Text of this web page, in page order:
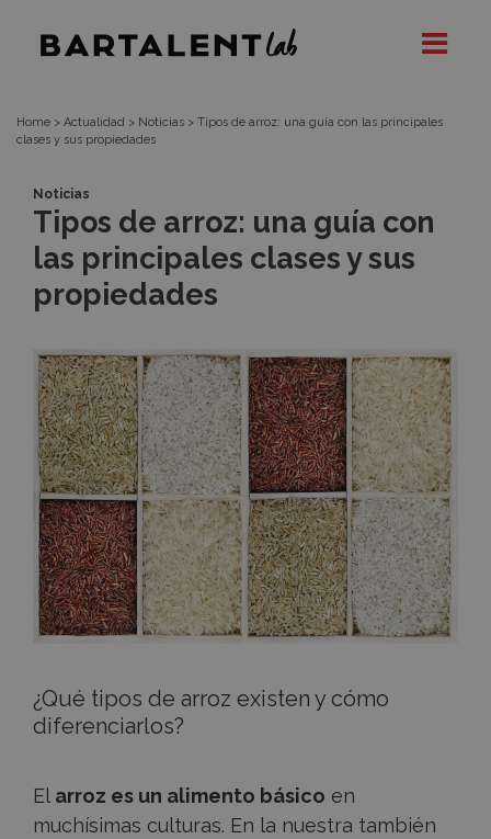
Tipos
arroz:
una
guía
con
las
principales
clases
sus
propiedades
Bartalent
Home > Actualidad > Noticias > Tipos de arroz: una guía con las principales
clases y sus propiedades
Noticias
Tipos de arroz: una guía con
las principales clases y sus
propiedades
¿Qué tipos de arroz existen y cómo
diferenciarlos?
El arroz es un alimento básico en
muchísimas culturas. En la nuestra también